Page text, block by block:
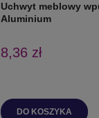
Uchwyt meblowy
Aluminium
8,36 zł
DO KOSZYKA